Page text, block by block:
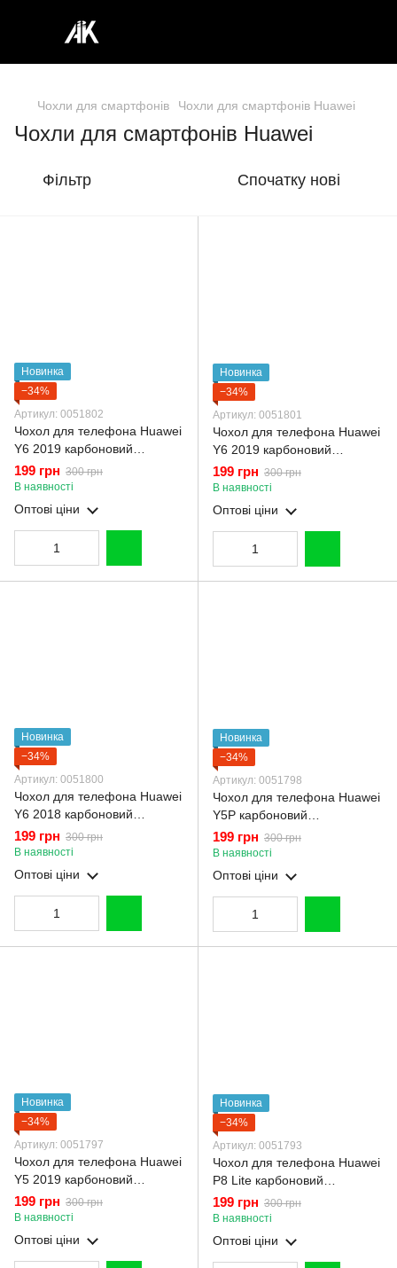
Чохли для смартфонів Чохли для смартфонів Huawei
Чохли для смартфонів Huawei
Фільтр Спочатку нові
Новинка
−34%
Артикул: 0051802
Чохол для телефона Huawei
Y6 2019 карбоновий
протиударний з високими
бортами чорний
199 грн 300 грн
В наявності
Оптові ціни
Новинка
−34%
Артикул: 0051801
Чохол для телефона Huawei
Y6 2019 карбоновий
протиударний з високими
бортами чорний
199 грн 300 грн
В наявності
Оптові ціни
Новинка
−34%
Артикул: 0051800
Чохол для телефона Huawei
Y6 2018 карбоновий
протиударний з високими
бортами чорний
199 грн 300 грн
В наявності
Оптові ціни
Новинка
−34%
Артикул: 0051798
Чохол для телефона Huawei
Y5P карбоновий
протиударний з високими
бортами чорний
199 грн 300 грн
В наявності
Оптові ціни
Новинка
−34%
Артикул: 0051797
Чохол для телефона Huawei
Y5 2019 карбоновий
протиударний з високими
бортами чорний
199 грн 300 грн
В наявності
Оптові ціни
Новинка
−34%
Артикул: 0051793
Чохол для телефона Huawei
P8 Lite карбоновий
протиударний з високими
бортами чорний
199 грн 300 грн
В наявності
Оптові ціни